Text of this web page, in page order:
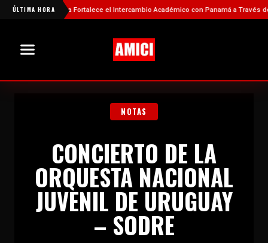
ÚLTIMA HORA
China Fortalece el Intercambio Académico con Panamá a Través de
NOTAS
CONCIERTO DE LA
ORQUESTA NACIONAL
JUVENIL DE URUGUAY
– SODRE